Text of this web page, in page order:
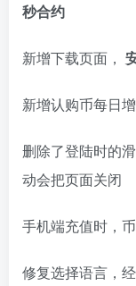
秒合约
新增下载页面，
新增认购币每日
删除了登陆时的
动会把页面关闭
手机端充值时，
修复选择语言，